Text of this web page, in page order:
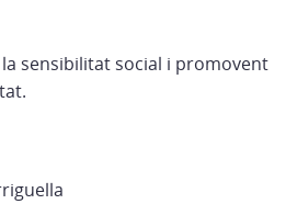
la sensibilitat social i promovent